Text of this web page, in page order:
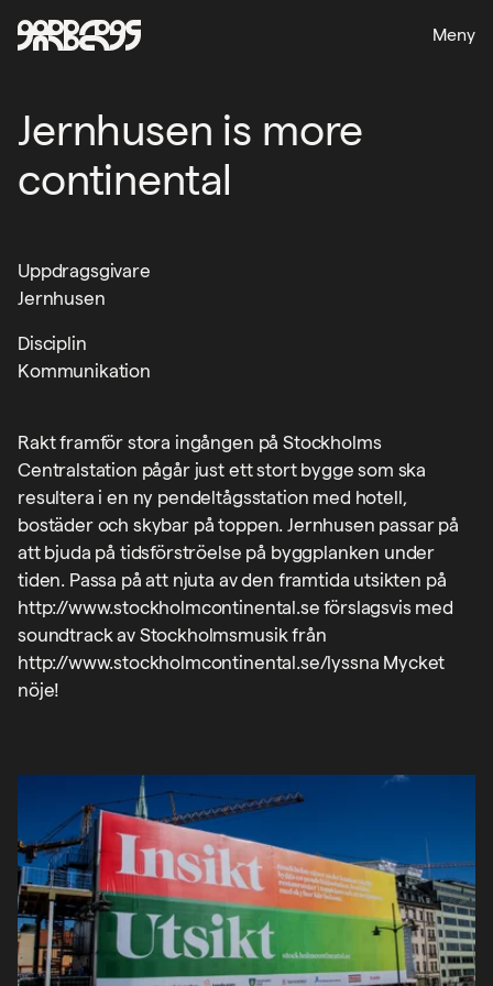
Meny
Jernhusen is more
continental
Uppdragsgivare
Jernhusen
Disciplin
Kommunikation
Rakt framför stora ingången på Stockholms
Centralstation pågår just ett stort bygge som ska
resultera i en ny pendeltågsstation med hotell,
bostäder och skybar på toppen. Jernhusen passar på
att bjuda på tidsförströelse på byggplanken under
tiden. Passa på att njuta av den framtida utsikten på
http://www.stockholmcontinental.se förslagsvis med
soundtrack av Stockholmsmusik från
http://www.stockholmcontinental.se/lyssna Mycket
nöje!